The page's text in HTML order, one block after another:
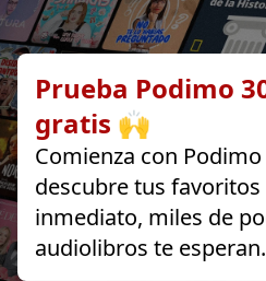
Prueba Podimo
gratis 🙌
Comienza con
descubre tus favoritos
inmediato, miles de
audiolibros te esperan.